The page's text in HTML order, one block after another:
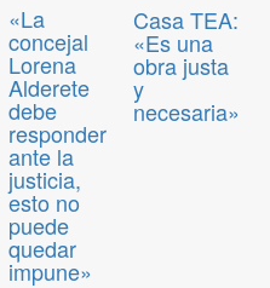
«La
concejal
Lorena
Alderete
debe
responder
ante la
justicia,
esto no
puede
quedar
impune»
Casa TEA:
«Es una
obra justa
y
necesaria»